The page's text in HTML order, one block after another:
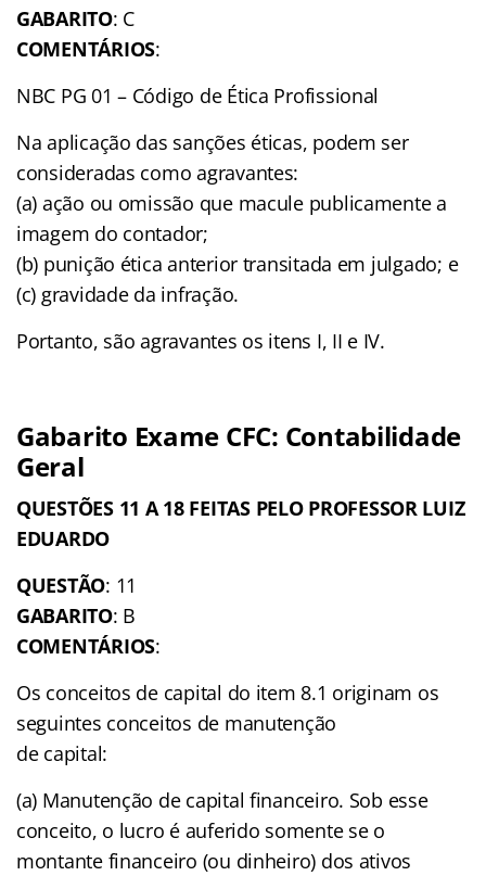
GABARITO: C
COMENTÁRIOS:
NBC PG 01 – Código de Ética Profissional
Na aplicação das sanções éticas, podem ser
consideradas como agravantes:
(a) ação ou omissão que macule publicamente a
imagem do contador;
(b) punição ética anterior transitada em julgado; e
(c) gravidade da infração.
Portanto, são agravantes os itens I, II e IV.
Gabarito Exame CFC: Contabilidade
Geral
QUESTÕES 11 A 18 FEITAS PELO PROFESSOR LUIZ
EDUARDO
QUESTÃO: 11
GABARITO: B
COMENTÁRIOS:
Os conceitos de capital do item 8.1 originam os
seguintes conceitos de manutenção
de capital:
(a) Manutenção de capital financeiro. Sob esse
conceito, o lucro é auferido somente se o
montante financeiro (ou dinheiro) dos ativos